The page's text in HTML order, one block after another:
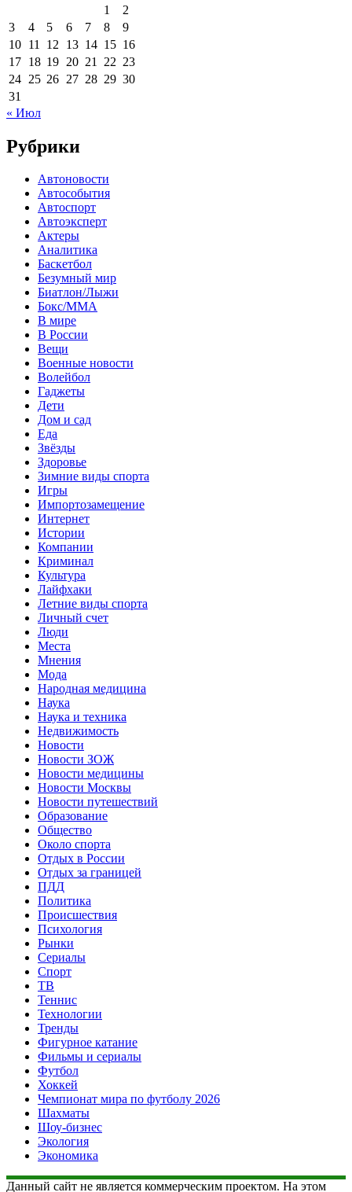
1
2
3
4 5 6 7 8
9
10 11 12 13 14 15 16
17 18 19 20 21 22 23
24 25 26 27 28 29 30
31
« Июл
Рубрики
Автоновости
Автособытия
Автоспорт
Автоэксперт
Актеры
Аналитика
Баскетбол
Безумный мир
Биатлон/Лыжи
Бокс/MMA
В мире
В России
Вещи
Военные новости
Волейбол
Гаджеты
Дети
Дом и сад
Еда
Звёзды
Здоровье
Зимние виды спорта
Игры
Импортозамещение
Интернет
Истории
Компании
Криминал
Культура
Лайфхаки
Летние виды спорта
Личный счет
Люди
Места
Мнения
Мода
Народная медицина
Наука
Наука и техника
Недвижимость
Новости
Новости ЗОЖ
Новости медицины
Новости Москвы
Новости путешествий
Образование
Общество
Около спорта
Отдых в России
Отдых за границей
ПДД
Политика
Происшествия
Психология
Рынки
Сериалы
Спорт
ТВ
Теннис
Технологии
Тренды
Фигурное катание
Фильмы и сериалы
Футбол
Хоккей
Чемпионат мира по футболу 2026
Шахматы
Шоу-бизнес
Экология
Экономика
Данный сайт не является коммерческим проектом. На этом